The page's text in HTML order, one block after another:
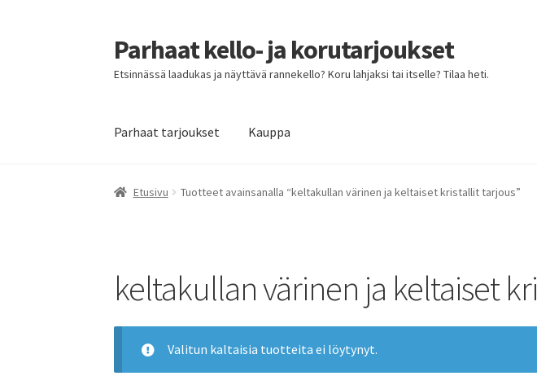
Siirry
navigointiin
Siirry
sisältöön
Parhaat kello- ja korutarjoukset
Etsinnässä laadukas ja näyttävä rannekello? Koru lahjaksi tai itselle? Tilaa heti.
Parhaat tarjoukset Kauppa
Etusivu Parhaat tarjoukset
Etusivu Tuotteet avainsanalla “keltakullan värinen ja keltaiset kristallit tarjous”
keltakullan värinen ja keltaiset
Valitun kaltaisia tuotteita ei löytynyt.